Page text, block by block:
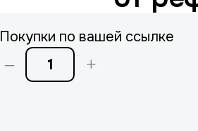
Покупки по вашей ссылке
– +